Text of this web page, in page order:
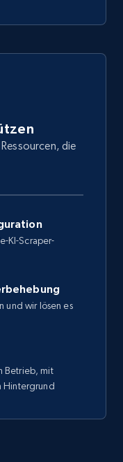
die
KI-Scraper-
und wir lösen es
Betrieb, mit
Hintergrund